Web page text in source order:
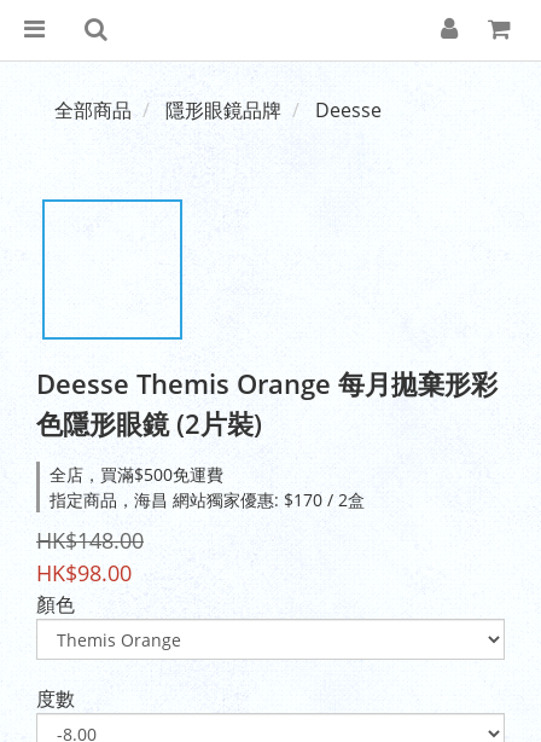
全部商品 隱形眼鏡品牌 Deesse
Deesse Themis Orange 每月拋棄形彩
色隱形眼鏡 (2片裝)
全店，買滿$500免運費
指定商品，海昌 網站獨家優惠: $170 / 2盒
HK$148.00
HK$98.00
顏色
度數